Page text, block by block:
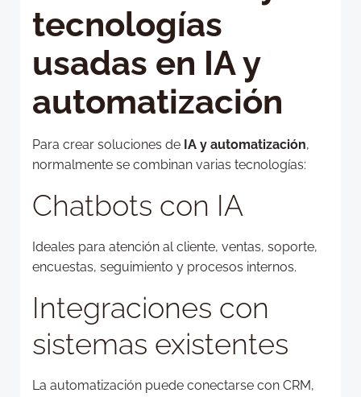
tecnologías
usadas en IA y
automatización
Para crear soluciones de IA y automatización,
normalmente se combinan varias tecnologías:
Chatbots con IA
Ideales para atención al cliente, ventas, soporte,
encuestas, seguimiento y procesos internos.
Integraciones con
sistemas existentes
La automatización puede conectarse con CRM,